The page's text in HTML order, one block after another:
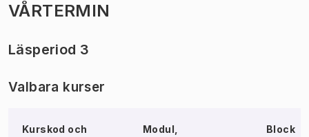
VÅRTERMIN
Läsperiod 3
Valbara kurser
Kurskod och Modul, Block